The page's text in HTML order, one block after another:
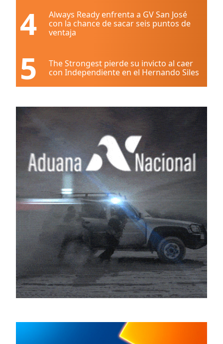
4
Always Ready enfrenta a GV San José
con la chance de sacar seis puntos de
ventaja
5
The Strongest pierde su invicto al caer
con Independiente en el Hernando Siles